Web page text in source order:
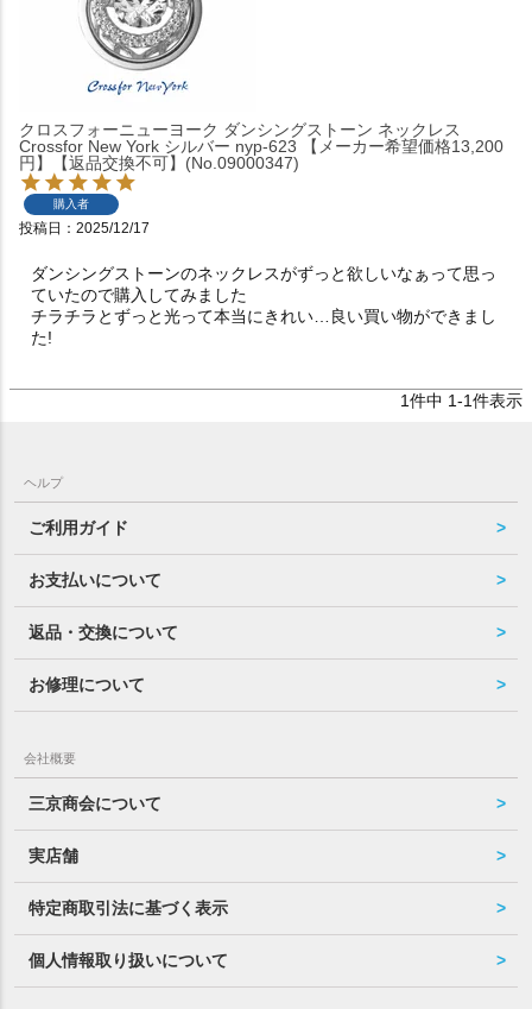
クロスフォーニューヨーク ダンシングストーン ネックレス
Crossfor New York シルバー nyp-623 【メーカー希望価格13,200
円】【返品交換不可】(No.09000347)
購入者
投稿日 2025/12/17
ダンシングストーンのネックレスがずっと欲しいなぁって思っ
ていたので購入してみました
チラチラとずっと光って本当にきれい…良い買い物ができまし
た!
1件中 1-1件表示
ヘルプ
ご利用ガイド
お支払いについて
返品・交換について
お修理について
会社概要
三京商会について
実店舗
特定商取引法に基づく表示
個人情報取り扱いについて